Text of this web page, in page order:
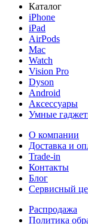
Каталог
iPhone
iPad
AirPods
Mac
Watch
Vision Pro
Dyson
Android
Аксессуары
Умные
О компании
Доставка и
Trade-in
Контакты
Блог
Сервисный
Распродажа
Политика